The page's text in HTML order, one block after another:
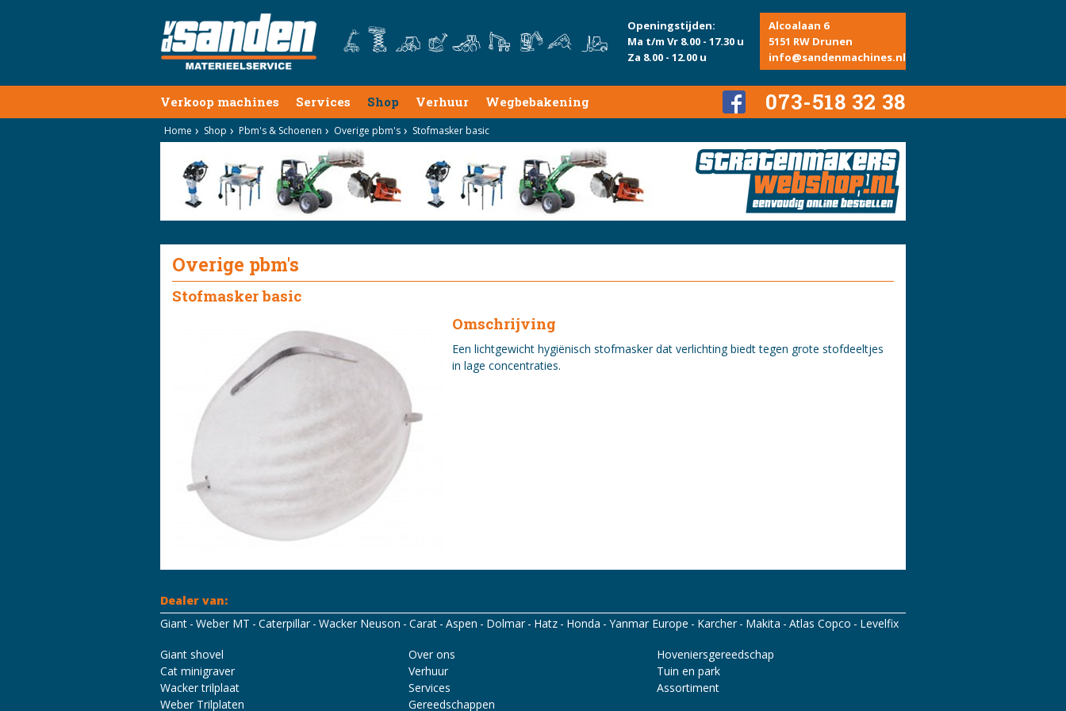
Openingstijden:
Ma t/m Vr 8.00 - 17.30 u
Za 8.00 - 12.00 u
Alcoalaan 6
5151 RW Drunen
info@sandenmachines.nl
Verkoop machines Services Shop Verhuur Wegbebakening 073-518 32 38
Home Shop Pbm's & Schoenen Overige pbm's Stofmasker basic
Overige pbm's
Stofmasker basic
Omschrijving
Een lichtgewicht hygiënisch stofmasker dat verlichting biedt tegen grote stofdeeltjes
in lage concentraties.
Dealer van:
Giant Weber MT Caterpillar Wacker Neuson Carat Aspen Dolmar Hatz Honda Yanmar Europe Karcher Makita Atlas Copco
Levelfix
Giant shovel
Cat minigraver
Wacker trilplaat
Weber Trilplaten
Over ons
Verhuur
Services
Gereedschappen
Hoveniersgereedschap
Tuin en park
Assortiment